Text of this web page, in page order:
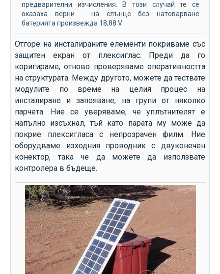
предварителни изчисления. В този случай те се
оказаха верни - на слънце без натоварване
батерията произвежда 18,88 V
Отгоре на инсталираните елементи покриваме със
защитен екран от плексиглас. Преди да го
коригираме, отново проверяваме оперативността
на структурата. Между другото, можете да тествате
модулите по време на целия процес на
инсталиране и запояване, на групи от няколко
парчета. Ние се уверяваме, че уплътнителят е
напълно изсъхнал, тъй като парата му може да
покрие плексигласа с непрозрачен филм. Ние
оборудваме изходния проводник с двуконечен
конектор, така че да можете да използвате
контролера в бъдеще.